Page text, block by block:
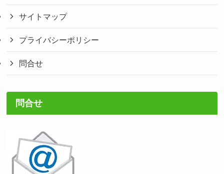
サイトマップ
プライバシーポリシー
問合せ
問合せ